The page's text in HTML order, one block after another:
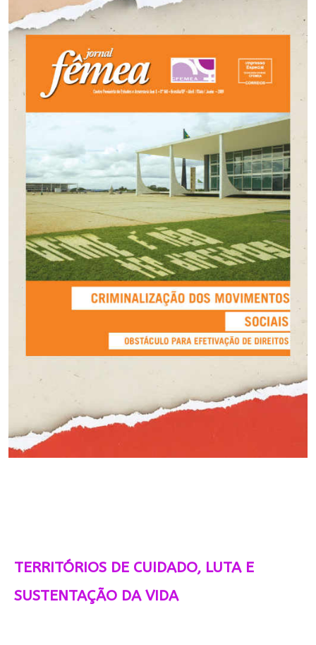
TERRITÓRIOS DE CUIDADO, LUTA E
SUSTENTAÇÃO DA VIDA